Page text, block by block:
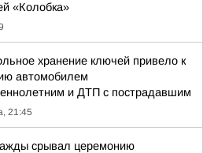
«Колобка»
хранение ключей привело к
автомобилем
и ДТП с пострадавшим
21:45
срывал церемонию